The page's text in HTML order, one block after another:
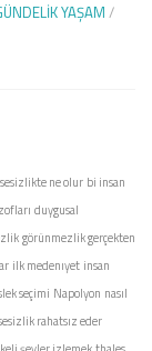
YAŞAM/
sesizlikte ne olur bi insan
duygusal
görünmezlik gerçekten
ilk medenıyet insan
seçimi Napolyon nasıl
rahatsız eder